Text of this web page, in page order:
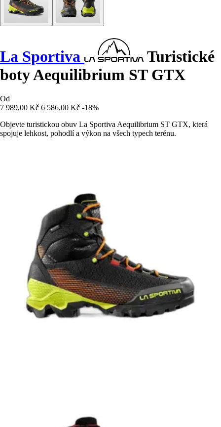
La Sportiva
Turistické
boty Aequilibrium ST GTX
Od
7 989,00 Kč 6 586,00 Kč -18%
Objevte turistickou obuv La Sportiva Aequilibrium ST GTX, která
spojuje lehkost, pohodlí a výkon na všech typech terénu.